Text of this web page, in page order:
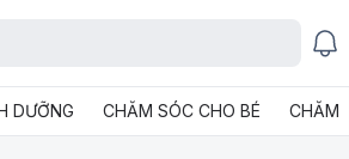
DƯỠNG CHĂM SÓC CHO BÉ CHĂM